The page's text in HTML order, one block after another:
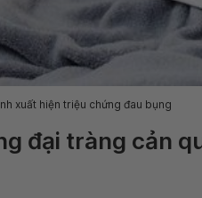
xuất hiện triệu chứng đau bụng
đại tràng cản